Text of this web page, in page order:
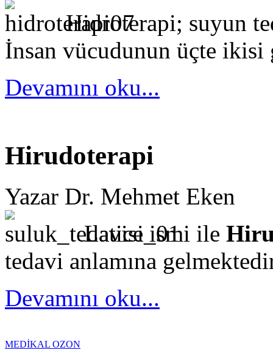
Hidroterapi; suyun
İnsan vücudunun üçte
Devamını oku...
Hirudoterapi
Yazar Dr. Mehmet Eken
Latice ismi ile
tedavi anlamına
Devamını oku...
MEDİKAL OZON